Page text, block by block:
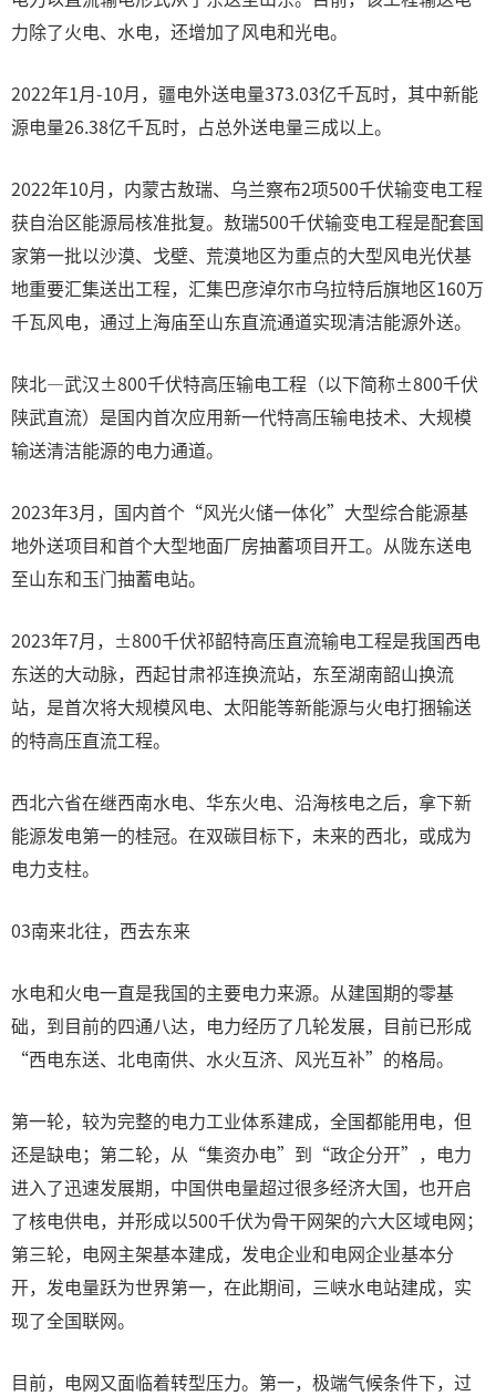
力除了火电、水电，还增加了风电和光电。
2022年1月-10月，疆电外送电量373.03亿千瓦时，其中新能
源电量26.38亿千瓦时，占总外送电量三成以上。
2022年10月，内蒙古敖瑞、乌兰察布2项500千伏输变电工程
获自治区能源局核准批复。敖瑞500千伏输变电工程是配套国
家第一批以沙漠、戈壁、荒漠地区为重点的大型风电光伏基
地重要汇集送出工程，汇集巴彦淖尔市乌拉特后旗地区160万
千瓦风电，通过上海庙至山东直流通道实现清洁能源外送。
陕北—武汉±800千伏特高压输电工程（以下简称±800千伏
陕武直流）是国内首次应用新一代特高压输电技术、大规模
输送清洁能源的电力通道。
2023年3月，国内首个“风光火储一体化”大型综合能源基
地外送项目和首个大型地面厂房抽蓄项目开工。从陇东送电
至山东和玉门抽蓄电站。
2023年7月，±800千伏祁韶特高压直流输电工程是我国西电
东送的大动脉，西起甘肃祁连换流站，东至湖南韶山换流
站，是首次将大规模风电、太阳能等新能源与火电打捆输送
的特高压直流工程。
西北六省在继西南水电、华东火电、沿海核电之后，拿下新
能源发电第一的桂冠。在双碳目标下，未来的西北，或成为
电力支柱。
03南来北往，西去东来
水电和火电一直是我国的主要电力来源。从建国期的零基
础，到目前的四通八达，电力经历了几轮发展，目前已形成
“西电东送、北电南供、水火互济、风光互补”的格局。
第一轮，较为完整的电力工业体系建成，全国都能用电，但
还是缺电；第二轮，从“集资办电”到“政企分开”，电力
进入了迅速发展期，中国供电量超过很多经济大国，也开启
了核电供电，并形成以500千伏为骨干网架的六大区域电网；
第三轮，电网主架基本建成，发电企业和电网企业基本分
开，发电量跃为世界第一，在此期间，三峡水电站建成，实
现了全国联网。
目前，电网又面临着转型压力。第一，极端气候条件下，过